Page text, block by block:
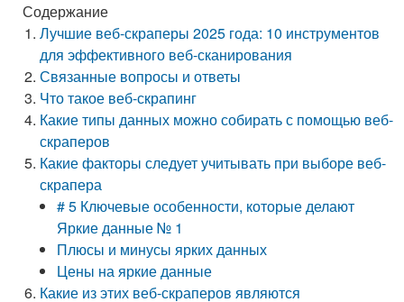
Содержание
Лучшие веб-скраперы 2025 года: 10 инструментов
для эффективного веб-сканирования
Связанные вопросы и ответы
Что такое веб-скрапинг
Какие типы данных можно собирать с помощью веб-
скраперов
Какие факторы следует учитывать при выборе веб-
скрапера
# 5 Ключевые особенности, которые делают
Яркие данные № 1
Плюсы и минусы ярких данных
Цены на яркие данные
Какие из этих веб-скраперов являются